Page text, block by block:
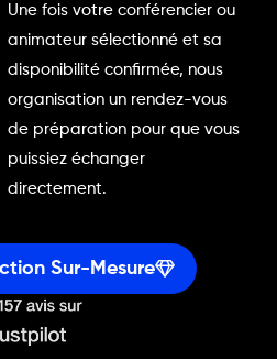
Une fois votre conférencier ou
animateur sélectionné et sa
disponibilité confirmée, nous
organisation un rendez-vous
de préparation pour que vous
puissiez échanger
directement.
Sur-Mesure